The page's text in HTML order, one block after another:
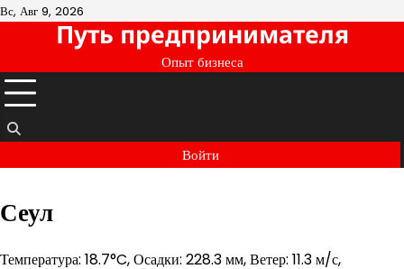
Перейти
содержимому
Вс, Авг 9, 2026
Путь предпринимателя
Опыт бизнеса
Войти
Сеул
Температура: 18.7°C, Осадки: 228.3 мм, Ветер: 11.3 м/с,